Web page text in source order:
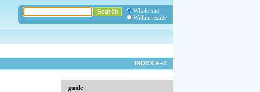
Whole site
Within results
INDEX A–Z
guide